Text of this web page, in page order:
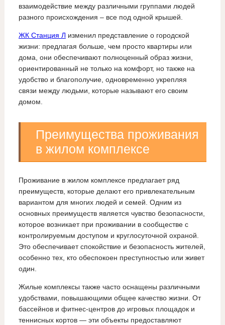
взаимодействие между различными группами людей
разного происхождения – все под одной крышей.
ЖК Станция Л изменил представление о городской
жизни: предлагая больше, чем просто квартиры или
дома, они обеспечивают полноценный образ жизни,
ориентированный не только на комфорт, но также на
удобство и благополучие, одновременно укрепляя
связи между людьми, которые называют его своим
домом.
Преимущества проживания
в жилом комплексе
Проживание в жилом комплексе предлагает ряд
преимуществ, которые делают его привлекательным
вариантом для многих людей и семей. Одним из
основных преимуществ является чувство безопасности,
которое возникает при проживании в сообществе с
контролируемым доступом и круглосуточной охраной.
Это обеспечивает спокойствие и безопасность жителей,
особенно тех, кто обеспокоен преступностью или живет
один.
Жилые комплексы также часто оснащены различными
удобствами, повышающими общее качество жизни. От
бассейнов и фитнес-центров до игровых площадок и
теннисных кортов — эти объекты предоставляют